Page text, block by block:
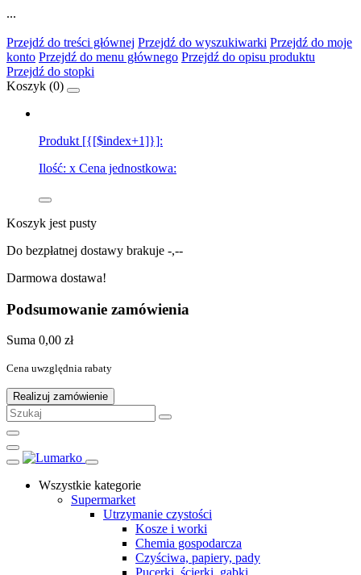
...
Przejdź do treści głównej Przejdź do wyszukiwarki Przejdź do moje
konto Przejdź do menu głównego Przejdź do opisu produktu
Przejdź do stopki
Koszyk (0)
Produkt [{[$index+1]}]:
Ilość: x Cena jednostkowa:
Koszyk jest pusty
Do bezpłatnej dostawy brakuje -,--
Darmowa dostawa!
Podsumowanie zamówienia
Suma 0,00 zł
Cena uwzględnia rabaty
Realizuj zamówienie
Wszystkie kategorie
Supermarket
Utrzymanie czystości
Kosze i worki
Chemia gospodarcza
Czyściwa, papiery, pady